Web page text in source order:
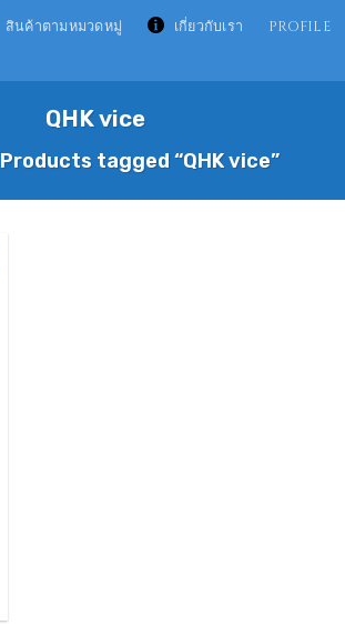
สินค้าตามหมวดหมู่ เกี่ยวกับเรา PROFILE
QHK vice
Products tagged “QHK vice”